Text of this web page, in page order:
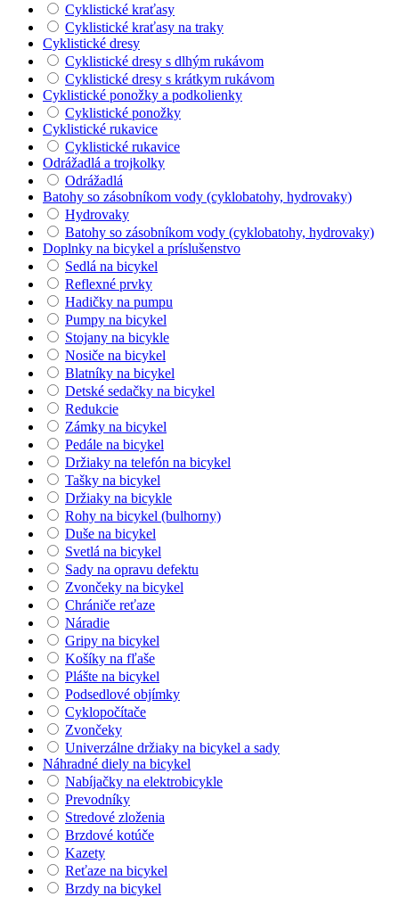
Cyklistické kraťasy
Cyklistické kraťasy na traky
Cyklistické dresy
Cyklistické dresy s dlhým rukávom
Cyklistické dresy s krátkym rukávom
Cyklistické ponožky a podkolienky
Cyklistické ponožky
Cyklistické rukavice
Cyklistické rukavice
Odrážadlá a trojkolky
Odrážadlá
Batohy so zásobníkom vody (cyklobatohy, hydrovaky)
Hydrovaky
Batohy so zásobníkom vody (cyklobatohy, hydrovaky)
Doplnky na bicykel a príslušenstvo
Sedlá na bicykel
Reflexné prvky
Hadičky na pumpu
Pumpy na bicykel
Stojany na bicykle
Nosiče na bicykel
Blatníky na bicykel
Detské sedačky na bicykel
Redukcie
Zámky na bicykel
Pedále na bicykel
Držiaky na telefón na bicykel
Tašky na bicykel
Držiaky na bicykle
Rohy na bicykel (bulhorny)
Duše na bicykel
Svetlá na bicykel
Sady na opravu defektu
Zvončeky na bicykel
Chrániče reťaze
Náradie
Gripy na bicykel
Košíky na fľaše
Plášte na bicykel
Podsedlové objímky
Cyklopočítače
Zvončeky
Univerzálne držiaky na bicykel a sady
Náhradné diely na bicykel
Nabíjačky na elektrobicykle
Prevodníky
Stredové zloženia
Brzdové kotúče
Kazety
Reťaze na bicykel
Brzdy na bicykel